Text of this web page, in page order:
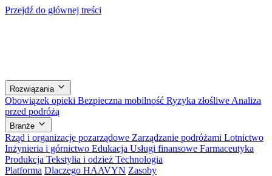
Przejdź do głównej treści
Rozwiązania
Obowiązek opieki Bezpieczna mobilność Ryzyka złośliwe Analiza
przed podróżą
Branże
Rząd i organizacje pozarządowe Zarządzanie podróżami Lotnictwo
Inżynieria i górnictwo Edukacja Usługi finansowe Farmaceutyka
Produkcja Tekstylia i odzież Technologia
Platforma Dlaczego HAAVYN Zasoby